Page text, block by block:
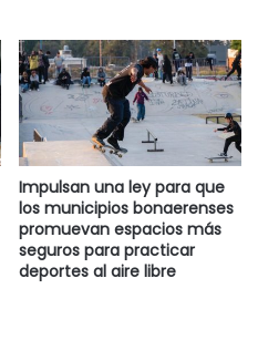
Impulsan una ley para que
los municipios bonaerenses
promuevan espacios más
seguros para practicar
deportes al aire libre